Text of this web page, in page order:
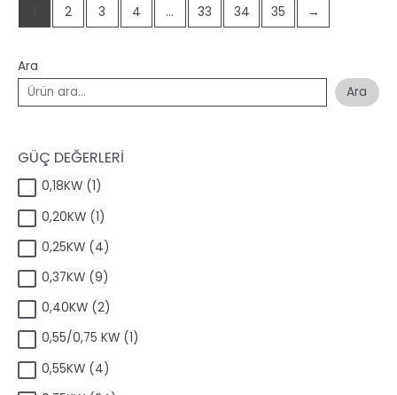
Ara
Ara
GÜÇ DEĞERLERİ
0,18KW 11
r
ü
n
0,20KW 11
r
ü
n
0,25KW 44
r
ü
n
0,37KW 99
r
ü
n
0,40KW 22
r
ü
n
0,55/0,75 KW 11
0,55KW 44
2 3 4 … 33 34 35 →